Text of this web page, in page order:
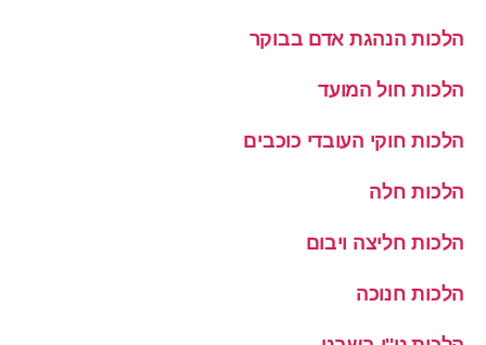
הלכות הנהגת אדם בבוקר
הלכות חול המועד
הלכות חוקי העובדי כוכבים
הלכות חלה
הלכות חליצה ויבום
הלכות חנוכה